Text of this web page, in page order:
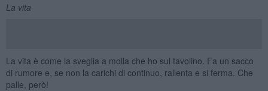
La vita
La vita è come la sveglia a molla che ho sul tavolino. Fa un sacco
di rumore e, se non la carichi di continuo, rallenta e si ferma. Che
palle, però!